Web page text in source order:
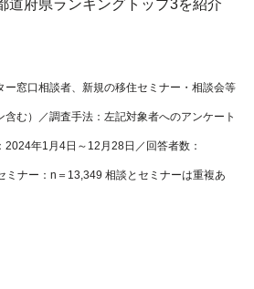
道府県ランキングトップ3を紹介
窓口相談者、新規の移住セミナー・相談会等
む）／調査手法：左記対象者へのアンケート
2024年1月4日～12月28日／回答者数：
ミナー：n＝13,349 相談とセミナーは重複あ